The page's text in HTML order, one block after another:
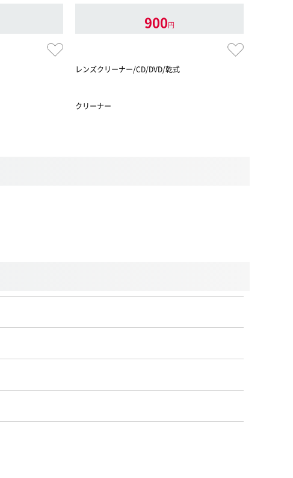
900円
レンズクリーナー/CD/DVD/乾式
クリーナー